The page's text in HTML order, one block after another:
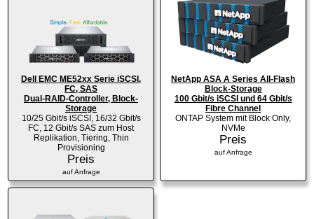
Dell EMC ME52xx Serie iSCSI,
FC, SAS
Dual-RAID-Controller, Block-
Storage
10/25 Gbit/s iSCSI, 16/32 Gbit/s
FC, 12 Gbit/s SAS zum Host
Replikation, Tiering, Thin
Provisioning
Preis
auf Anfrage
NetApp ASA A Series All-Flash
Block-Storage
100 Gbit/s iSCSI und 64 Gbit/s
Fibre Channel
ONTAP System mit Block Only,
NVMe
Preis
auf Anfrage